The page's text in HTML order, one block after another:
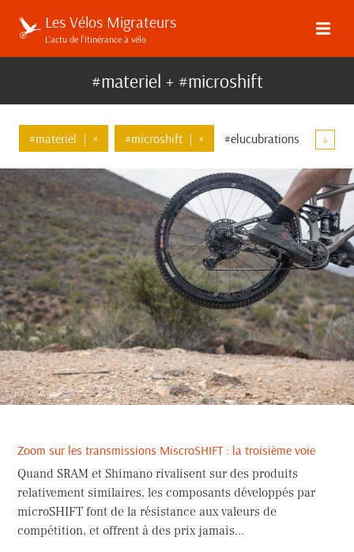
Les Vélos Migrateurs
L’actu de l’itinérance à vélo
#materiel + #microshift
#materiel | × #microshift | × #elucubrations
#transmission
↓
Zoom sur les transmissions MiscroSHIFT : la troisième voie
Quand SRAM et Shimano rivalisent sur des produits
relativement similaires, les composants développés par
microSHIFT font de la résistance aux valeurs de
compétition, et offrent à des prix jamais...